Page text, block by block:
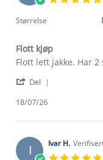
Størrelse
Flott kjøp
Review
Runar
on
Jul
review
Flott
Flott lett jakke. Har 2
Del
Runar
on
18
18/07/26
I Ivar H.